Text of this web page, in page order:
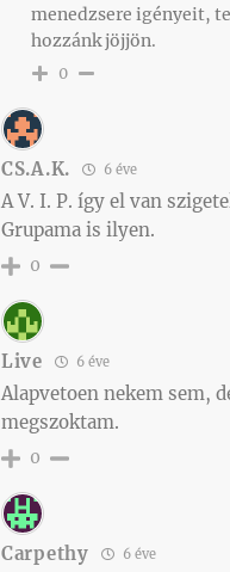
menedzsere igényeit,
hozzánk jöjjön.
0
CS.A.K. 6 éve
A V. I. P. így el van
Grupama is ilyen.
0
Live 6 éve
Alapvetoen nekem sem,
megszoktam.
0
Carpethy 6 éve